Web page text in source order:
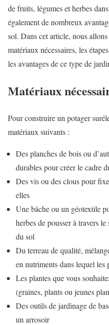
de fruits, légumes et herbes
également de nombreux
sol. Dans cet article, nous
matériaux nécessaires, les
les avantages de ce type de
Matériaux
Pour construire un potager
matériaux suivants :
Des planches de bois ou
durables pour créer le cadre
Des vis ou des clous pour
elles
Une bâche ou un géotextile
herbes de pousser à travers
du sol
Du terreau de qualité,
en nutriments dans lequel les
Les plantes que vous
(graines, plants ou jeunes
Des outils de jardinage de
un arrosoir